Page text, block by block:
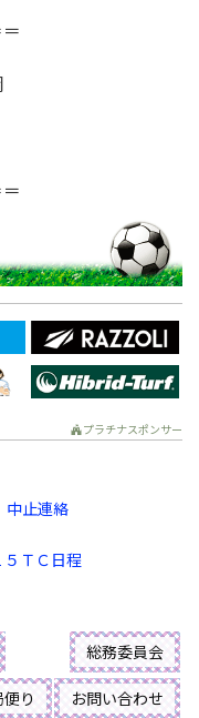
プラチナスポンサー
中止連絡
ＴＣ日程
総務委員会
り お問い合わせ